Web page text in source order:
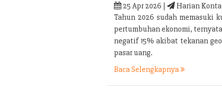
25 Apr 2026 |
Harian
Tahun 2026 sudah memasuki
pertumbuhan ekonomi,
negatif 15% akibat tekanan
pasar uang.
Baca Selengkapnya